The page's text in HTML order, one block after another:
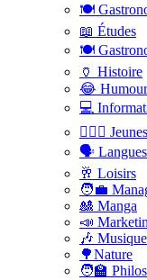
🍽️
📖 Études
🍽️
🏺 Histoire
😂 Humour
💻
🤸🏽‍♀️
🗣 Langues
🥂 Loisirs
🧑‍💼
🎎 Manga
📣
🎶 Musique
🌳Nature
🧑‍🏫